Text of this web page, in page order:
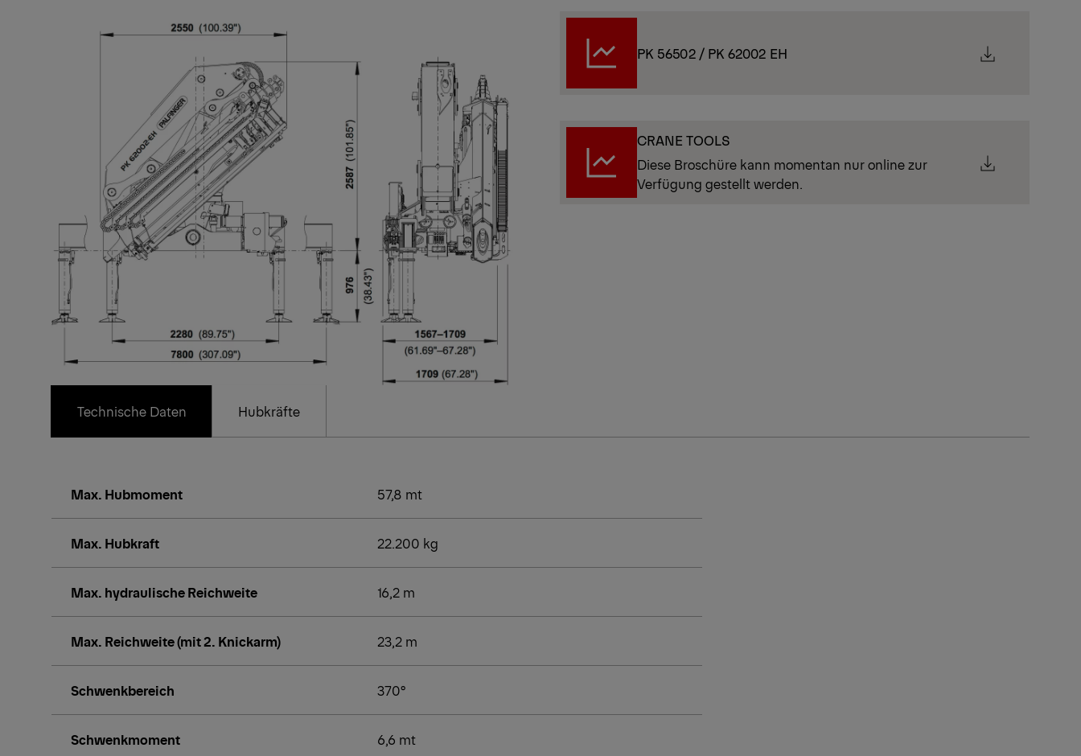
PK 56502 / PK 62002 EH
CRANE TOOLS
Diese Broschüre kann momentan nur online zur
Verfügung gestellt werden.
Technische Daten Hubkräfte
Max. Hubmoment 57,8 mt
Max. Hubkraft 22.200 kg
Max. hydraulische Reichweite 16,2 m
Max. Reichweite (mit 2. Knickarm) 23,2 m
Schwenkbereich 370°
Schwenkmoment 6,6 mt